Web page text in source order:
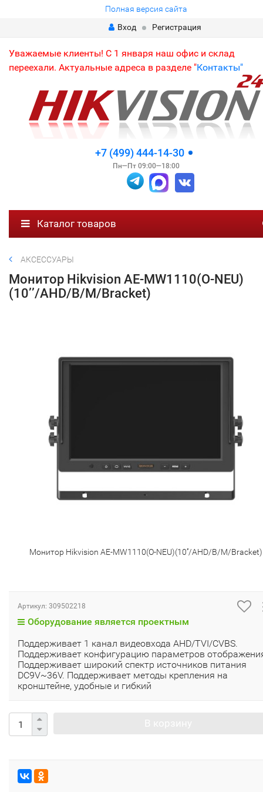
Полная версия сайта
Вход
Регистрация
Уважаемые клиенты! С 1 января наш офис и склад
переехали. Актуальные адреса в разделе "Контакты"
+7 (499) 444-14-30
Пн—Пт 09:00—18:00
Каталог товаров
АКСЕССУАРЫ
Монитор Hikvision AE-MW1110(O-NEU)
(10’’/AHD/B/M/Bracket)
Монитор Hikvision AE-MW1110(O-NEU)(10’’/AHD/B/M/Bracket)
Артикул: 309502218
Оборудование является проектным
Поддерживает 1 канал видеовхода AHD/TVI/CVBS.
Поддерживает конфигурацию параметров
Поддерживает широкий спектр источников питания
DC9V~36V. Поддерживает методы крепления на
кронштейне, удобные и гибкий